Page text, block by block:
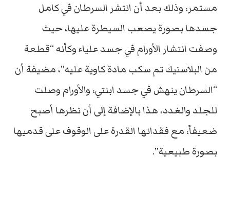
مستمر، وذلك بعد أن انتشر السرطان في كامل
جسدها بصورة يصعب السيطرة عليها، حيث
وصفت انتشار الأورام في جسد علياء وكأنه “قطعة
من البلاستيك تم سكب مادة كاوية عليه”، مضيفة أن
“السرطان ينهش في جسد ابنتي، والأورام وصلت
للجلد والغدد، هذا بالإضافة إلى أن نظرها أصبح
ضعيفاً، مع فقدانها القدرة على الوقوف على قدميها
بصورة طبيعية”.